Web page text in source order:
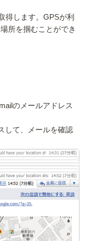
得します。GPSが利
所を掴むことができ
のメールアドレス
して、メールを確認